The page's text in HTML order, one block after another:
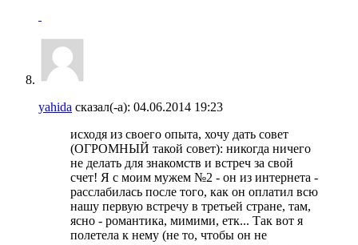
yahida сказал(-а): 04.06.2014 19:23
исходя из своего опыта, хочу дать совет
(ОГРОМНЫЙ такой совет): никогда ничего
не делать для знакомств и встреч за свой
счет! Я с моим мужем №2 - он из интернета -
расслабилась после того, как он оплатил всю
нашу первую встречу в третьей стране, там,
ясно - романтика, мимими, етк... Так вот я
полетела к нему (не то, чтобы он не